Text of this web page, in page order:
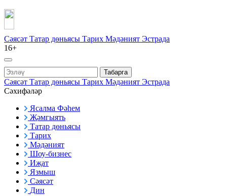
Сәясәт Татар дөньясы Тарих Мәдәният Эстрада
16+
Табарга
Сәясәт Татар дөньясы Тарих Мәдәният Эстрада
Сәхифәләр
Ясалма Фәһем
Җәмгыять
Татар дөньясы
Тарих
Мәдәният
Шоу-бизнес
Иҗат
Язмыш
Сәясәт
Дин